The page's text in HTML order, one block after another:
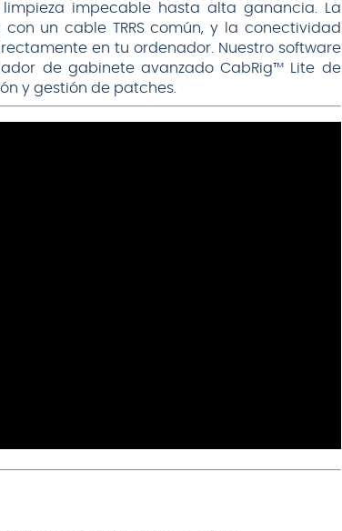
impecable hasta alta ganancia. La
un cable TRRS común, y la conectividad
en tu ordenador. Nuestro software
de gabinete avanzado CabRig™ Lite de
y gestión de patches.